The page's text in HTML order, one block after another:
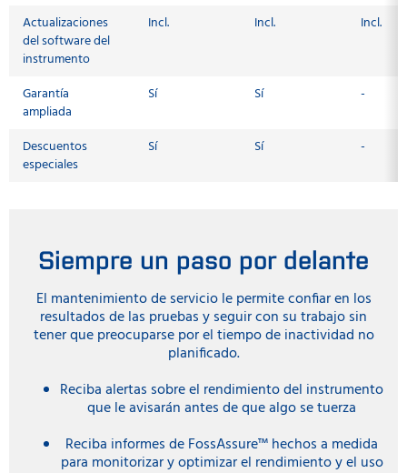
Actualizaciones
del software del
instrumento
Incl. Incl. Incl.
Garantía
ampliada
Sí Sí -
Descuentos
especiales
Sí Sí -
Siempre un paso por delante
El mantenimiento de servicio le permite confiar en los
resultados de las pruebas y seguir con su trabajo sin
tener que preocuparse por el tiempo de inactividad no
planificado.
Reciba alertas sobre el rendimiento del instrumento
que le avisarán antes de que algo se tuerza
Reciba informes de FossAssure™ hechos a medida
para monitorizar y optimizar el rendimiento y el uso